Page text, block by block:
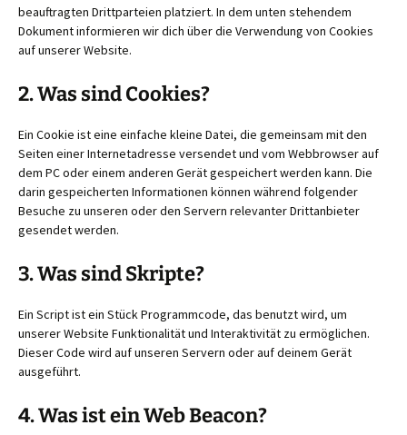
beauftragten Drittparteien platziert. In dem unten stehendem
Dokument informieren wir dich über die Verwendung von Cookies
auf unserer Website.
2. Was sind Cookies?
Ein Cookie ist eine einfache kleine Datei, die gemeinsam mit den
Seiten einer Internetadresse versendet und vom Webbrowser auf
dem PC oder einem anderen Gerät gespeichert werden kann. Die
darin gespeicherten Informationen können während folgender
Besuche zu unseren oder den Servern relevanter Drittanbieter
gesendet werden.
3. Was sind Skripte?
Ein Script ist ein Stück Programmcode, das benutzt wird, um
unserer Website Funktionalität und Interaktivität zu ermöglichen.
Dieser Code wird auf unseren Servern oder auf deinem Gerät
ausgeführt.
4. Was ist ein Web Beacon?